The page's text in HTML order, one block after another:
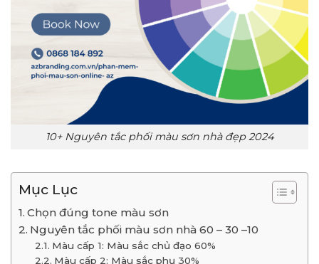
10+ Nguyên tắc phối màu sơn nhà đẹp 2024
Mục Lục
Chọn đúng tone màu sơn
Nguyên tắc phối màu sơn nhà 60 – 30 –10
Màu cấp 1: Màu sắc chủ đạo 60%
Màu cấp 2: Màu sắc phụ 30%